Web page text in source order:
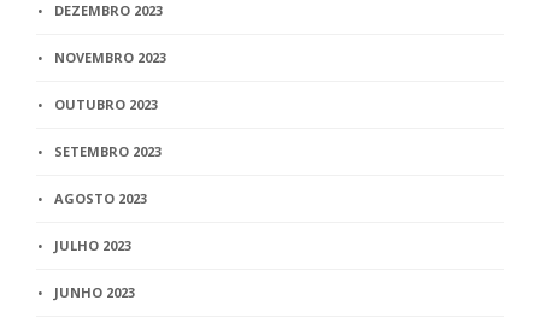
DEZEMBRO 2023
NOVEMBRO 2023
OUTUBRO 2023
SETEMBRO 2023
AGOSTO 2023
JULHO 2023
JUNHO 2023